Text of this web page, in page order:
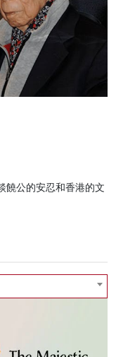
饒公的安忍和香港的文